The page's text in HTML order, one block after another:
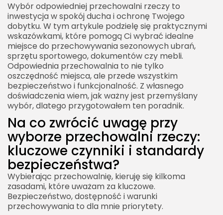
Wybór odpowiedniej przechowalni rzeczy to
inwestycja w spokój ducha i ochronę Twojego
dobytku. W tym artykule podzielę się praktycznymi
wskazówkami, które pomogą Ci wybrać idealne
miejsce do przechowywania sezonowych ubrań,
sprzętu sportowego, dokumentów czy mebli.
Odpowiednia przechowalnia to nie tylko
oszczędność miejsca, ale przede wszystkim
bezpieczeństwo i funkcjonalność. Z własnego
doświadczenia wiem, jak ważny jest przemyślany
wybór, dlatego przygotowałem ten poradnik.
Na co zwrócić uwagę przy
wyborze przechowalni rzeczy:
kluczowe czynniki i standardy
bezpieczeństwa?
Wybierając przechowalnię, kieruję się kilkoma
zasadami, które uważam za kluczowe.
Bezpieczeństwo, dostępność i warunki
przechowywania to dla mnie priorytety.